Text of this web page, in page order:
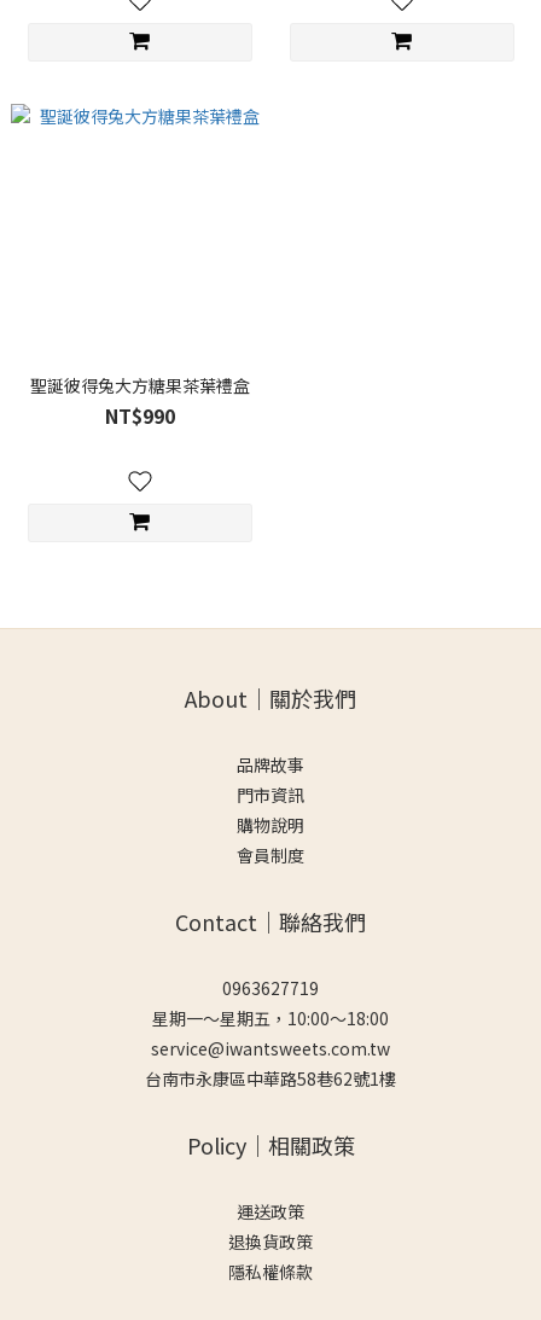
聖誕彼得兔大方糖果茶葉禮盒
NT$990
About｜關於我們
品牌故事
門市資訊
購物說明
會員制度
Contact｜聯絡我們
0963627719
星期一～星期五，10:00～18:00
service@iwantsweets.com.tw
台南市永康區中華路58巷62號1樓
Policy｜相關政策
運送政策
退換貨政策
隱私權條款